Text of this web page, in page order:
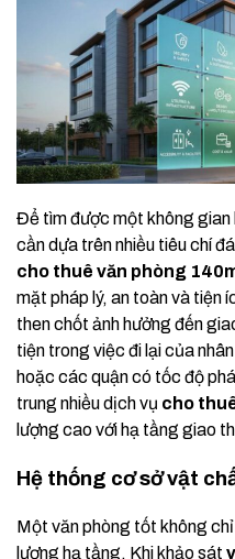
Để tìm được một không gian
cần dựa trên nhiều tiêu chí
cho thuê văn phòng
mặt pháp lý, an toàn và tiện
then chốt ảnh hưởng đến
tiện trong việc đi lại của
hoặc các quận có tốc độ
trung nhiều dịch vụ cho
lượng cao với hạ tầng giao
Hệ thống cơ sở vật
Một văn phòng tốt không
lượng hạ tầng. Khi khảo sát